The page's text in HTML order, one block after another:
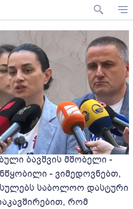
ბავშვის მშობელი -
- ვიმედოვნებთ,
საბოლოო დასტური
რომ